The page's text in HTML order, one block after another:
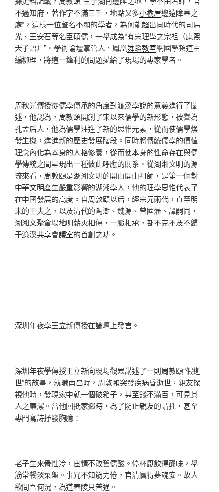
不過知府，著作字不滿三千，地點又多小樹屋邊遠障塞之
處”，這樣一位聲名不顯的學者，為何能超出同時代的司馬
光、王安石等名臣碩儒，一舉成為“有宋理學之宗祖（康熙
天子語）”。學術論壇掌管人、鳳凰舞蹈教室網國學頻道主
編柳理，將這一鋒利的問題拋給了現場的專家學者。
周秋光傳授從儒學傳承的角度對濂溪學說的意義進行了闡
述，他認為，周敦頤開創了宋以來儒學的新形態，被譽為
孔孟后人，他為儒學注進了新的思惟元素，從而使儒學煥
發生機，進進新的歷史發展階段。同時將傳統儒學的價值
理念內化為本身的人格修養，從而使本身的性命存在與儒
學傳統之間呈現出一種彼此呼應的關系。從湖湘文明的源
流來看，周敦頤是湖湘文明的開山開山祖師，是第一個對
中華文明產生嚴重影響的湖湘學人，他的理學思惟代表了
在中國發展的高度。自周敦頤以后，經宋元兩代，直至明
末的王夫之，以及清代的陶澍、魏源、曾國藩、譚嗣同，
湖湘文聚會場地明薪火相傳，一脈相承，都不克不及不歸
于濂溪共享會議室的首創之功。
深圳年夜學王立新傳授在論壇上發言。
深圳年夜學傳授王立新向現場觀眾講述了一則周敦頤“假逝
世”的故事，就職南昌時，周敦頤突發疾病昏逝世，親友探
視他時，發現家中就一個破箱子，甚至錢不滿百，可見其
人之廉潔。當他回抵家鄉時，為了防止親友的請托，甚至
專門寫詩抒發胸臆：
老子生來骨性冷，宦情不改舊儒酸。停杯厭飲得醪味，舉
筋常餐淡菜盤。事冗不知筋力倦，官清贏得夢魂安。故人
欲問吾何況，為道舂陵只普通。